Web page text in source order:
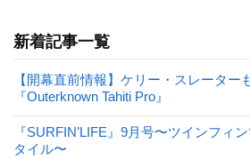
新着記事一覧
【開幕直前情報】ケリー・スレーター
『Outerknown Tahiti Pro』
『SURFIN’LIFE』9月号〜ツインフィ
タイル〜